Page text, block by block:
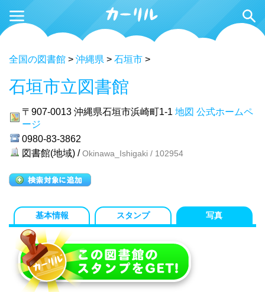
全国の図書館 > 沖縄県 > 石垣市 >
石垣市立図書館
〒907-0013 沖縄県石垣市浜崎町1-1 地図 公式ホームペ
ージ
0980-83-3862
図書館(地域) / Okinawa_Ishigaki / 102954
基本情報 スタンプ 写真